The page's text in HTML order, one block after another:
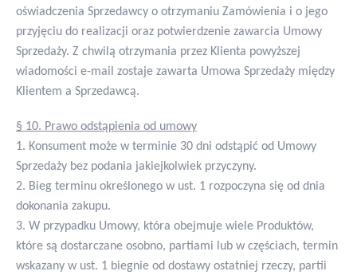
oświadczenia Sprzedawcy o otrzymaniu Zamówienia i o jego
przyjęciu do realizacji oraz potwierdzenie zawarcia Umowy
Sprzedaży. Z chwilą otrzymania przez Klienta powyższej
wiadomości e-mail zostaje zawarta Umowa Sprzedaży między
Klientem a Sprzedawcą.
§ 10. Prawo odstąpienia od umowy
1. Konsument może w terminie 30 dni odstąpić od Umowy
Sprzedaży bez podania jakiejkolwiek przyczyny.
2. Bieg terminu określonego w ust. 1 rozpoczyna się od dnia
dokonania zakupu.
3. W przypadku Umowy, która obejmuje wiele Produktów,
które są dostarczane osobno, partiami lub w częściach, termin
wskazany w ust. 1 biegnie od dostawy ostatniej rzeczy, partii